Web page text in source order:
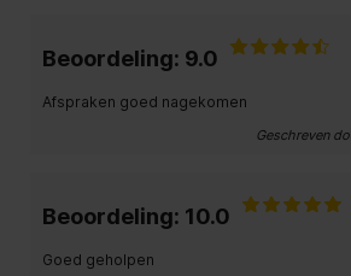
Beoordeling: 9.0
Afspraken goed nagekomen
Geschreven
Beoordeling: 10.0
Goed geholpen